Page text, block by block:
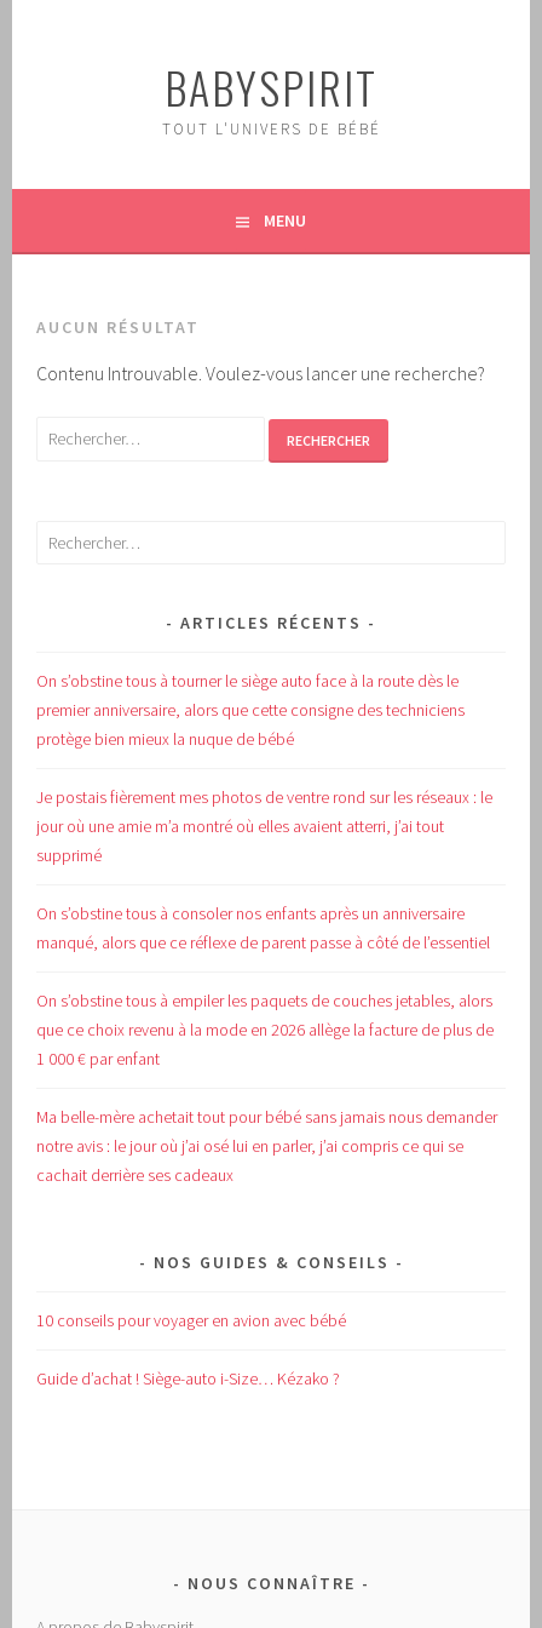
BABYSPIRIT
TOUT L'UNIVERS DE BÉBÉ
MENU
AUCUN RÉSULTAT
Contenu Introuvable. Voulez-vous lancer une recherche?
Rechercher :
Rechercher :
ARTICLES RÉCENTS
On s’obstine tous à tourner le siège auto face à la route dès le
premier anniversaire, alors que cette consigne des techniciens
protège bien mieux la nuque de bébé
Je postais fièrement mes photos de ventre rond sur les réseaux : le
jour où une amie m’a montré où elles avaient atterri, j’ai tout
supprimé
On s’obstine tous à consoler nos enfants après un anniversaire
manqué, alors que ce réflexe de parent passe à côté de l’essentiel
On s’obstine tous à empiler les paquets de couches jetables, alors
que ce choix revenu à la mode en 2026 allège la facture de plus de
1 000 € par enfant
Ma belle-mère achetait tout pour bébé sans jamais nous demander
notre avis : le jour où j’ai osé lui en parler, j’ai compris ce qui se
cachait derrière ses cadeaux
NOS GUIDES & CONSEILS
10 conseils pour voyager en avion avec bébé
Guide d’achat !Siège-auto i-Size… Kézako ?
NOUS CONNAÎTRE